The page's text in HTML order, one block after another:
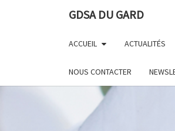
GDSA DU GARD
ACCUEIL ACTUALITÉS
NOUS CONTACTER